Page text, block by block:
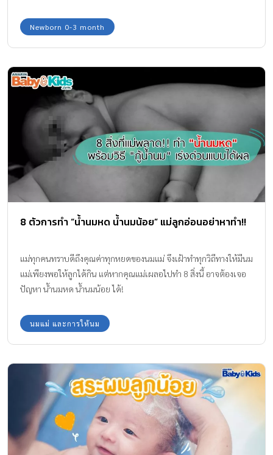
Newborn 0-3 month
8 ตัวการทำ “น้ำนมหด น้ำนมน้อย” แม่ลูกอ่อนอย่าหาทำ!!
แม่ทุกคนทราบดีถึงคุณค่าทุกหยดของนมแม่ จึงเฝ้าทำทุกวิถีทางให้มีนม
แม่เพียงพอให้ลูกได้กิน แต่หากคุณแม่เผลอไปทำ 8 สิ่งนี้ อาจต้องเจอ
ปัญหา น้ำนมหด น้ำนมน้อย ได้!
นมแม่ และการให้นม